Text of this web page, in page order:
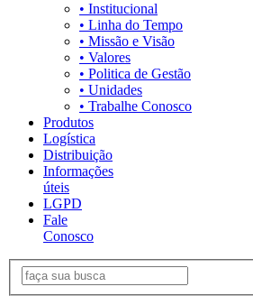
• Institucional
• Linha do Tempo
• Missão e Visão
• Valores
• Politica de Gestão
• Unidades
• Trabalhe Conosco
Produtos
Logística
Distribuição
Informações
úteis
LGPD
Fale
Conosco